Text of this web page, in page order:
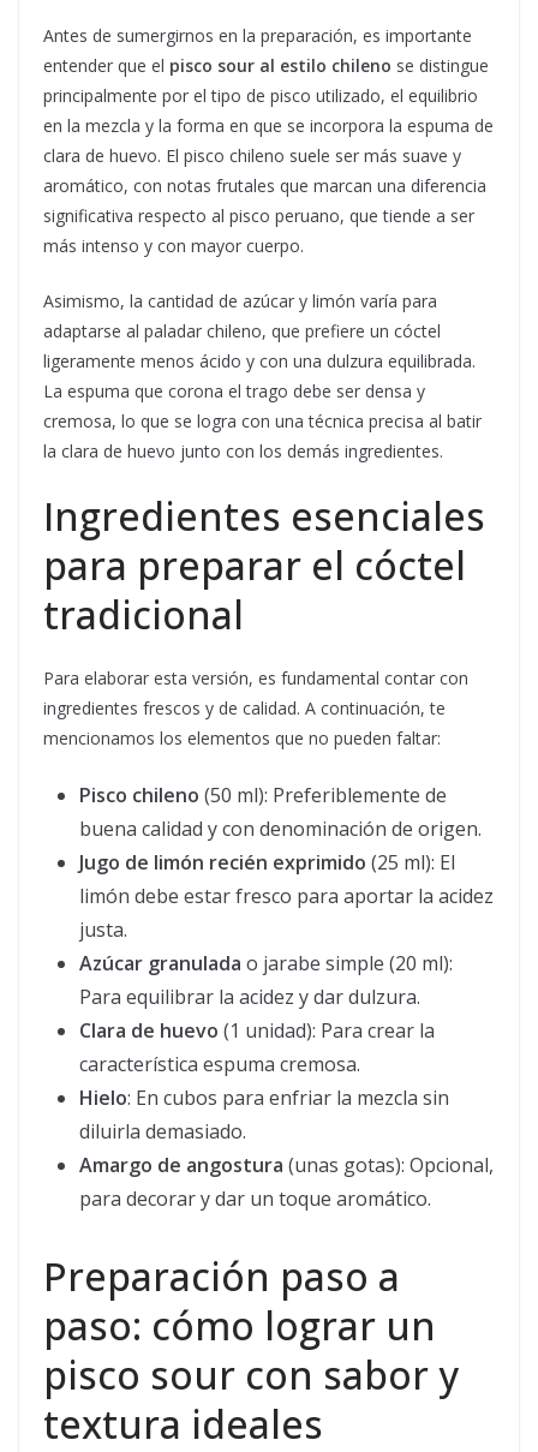
Antes de sumergirnos en la preparación, es importante
entender que el pisco sour al estilo chileno se distingue
principalmente por el tipo de pisco utilizado, el equilibrio
en la mezcla y la forma en que se incorpora la espuma de
clara de huevo. El pisco chileno suele ser más suave y
aromático, con notas frutales que marcan una diferencia
significativa respecto al pisco peruano, que tiende a ser
más intenso y con mayor cuerpo.
Asimismo, la cantidad de azúcar y limón varía para
adaptarse al paladar chileno, que prefiere un cóctel
ligeramente menos ácido y con una dulzura equilibrada.
La espuma que corona el trago debe ser densa y
cremosa, lo que se logra con una técnica precisa al batir
la clara de huevo junto con los demás ingredientes.
Ingredientes esenciales
para preparar el cóctel
tradicional
Para elaborar esta versión, es fundamental contar con
ingredientes frescos y de calidad. A continuación, te
mencionamos los elementos que no pueden faltar:
Pisco chileno (50 ml): Preferiblemente de
buena calidad y con denominación de origen.
Jugo de limón recién exprimido (25 ml): El
limón debe estar fresco para aportar la acidez
justa.
Azúcar granulada o jarabe simple (20 ml):
Para equilibrar la acidez y dar dulzura.
Clara de huevo (1 unidad): Para crear la
característica espuma cremosa.
Hielo: En cubos para enfriar la mezcla sin
diluirla demasiado.
Amargo de angostura (unas gotas): Opcional,
para decorar y dar un toque aromático.
Preparación paso a
paso: cómo lograr un
pisco sour con sabor y
textura ideales